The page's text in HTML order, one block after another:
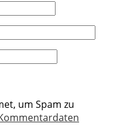
um Spam zu